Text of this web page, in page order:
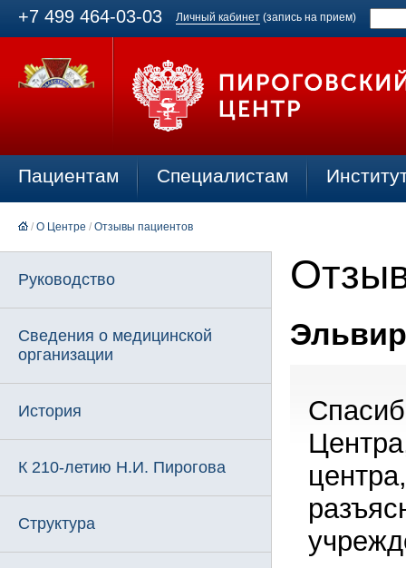
+7 499 464-03-03 Личный кабинет (запись на прием)
Пациентам Специалистам
/ О Центре / Отзывы пациентов
Руководство
Сведения о медицинской
организации
История
К 210-летию Н.И. Пирогова
Структура